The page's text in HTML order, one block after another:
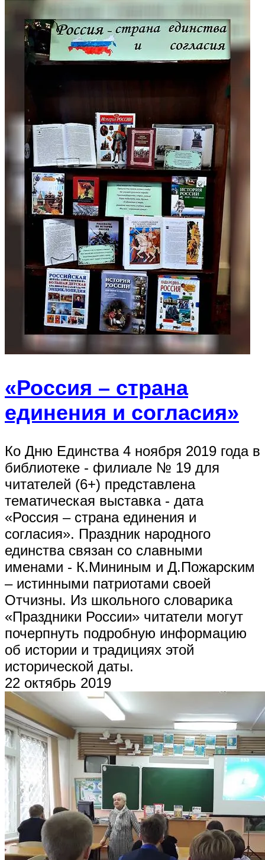
«Россия – страна
единения и согласия»
Ко Дню Единства 4 ноября 2019 года в
библиотеке - филиале № 19 для
читателей (6+) представлена
тематическая выставка - дата
«Россия – страна единения и
согласия». Праздник народного
единства связан со славными
именами - К.Мининым и Д.Пожарским
– истинными патриотами своей
Отчизны. Из школьного словарика
«Праздники России» читатели могут
почерпнуть подробную информацию
об истории и традициях этой
исторической даты.
22 октябрь 2019